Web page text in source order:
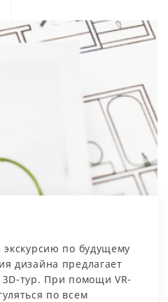
экскурсию по будущему
дизайна предлагает
тур. При помощи VR-
по всем